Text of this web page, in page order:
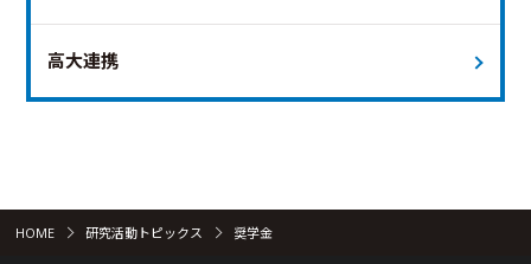
高大連携
HOME 研究活動トピックス 奨学金